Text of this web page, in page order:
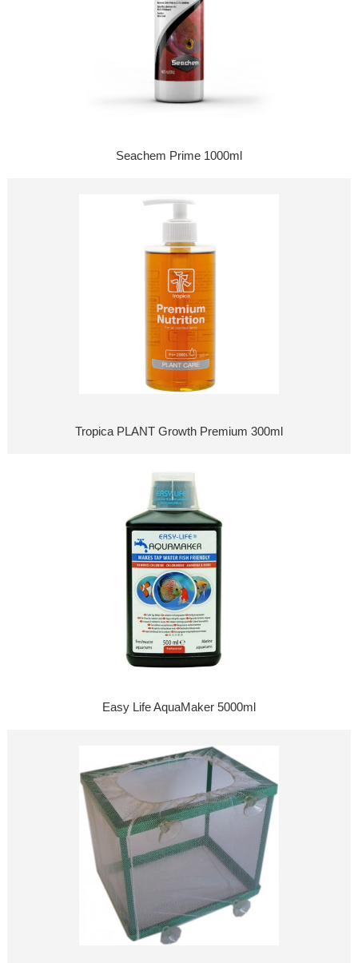
Seachem Prime 1000ml
Tropica PLANT Growth Premium 300ml
Easy Life AquaMaker 5000ml